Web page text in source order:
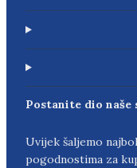
Postanite dio naše
Uvijek šaljemo
pogodnostima za